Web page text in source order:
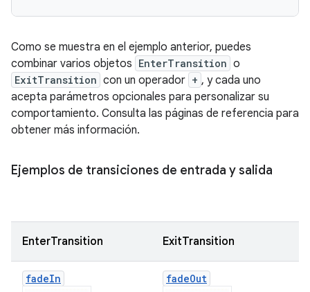
Como se muestra en el ejemplo anterior, puedes
combinar varios objetos EnterTransition o
ExitTransition con un operador + , y cada uno
acepta parámetros opcionales para personalizar su
comportamiento. Consulta las páginas de referencia para
obtener más información.
Ejemplos de transiciones de entrada y salida
EnterTransition ExitTransition
fadeIn fadeOut